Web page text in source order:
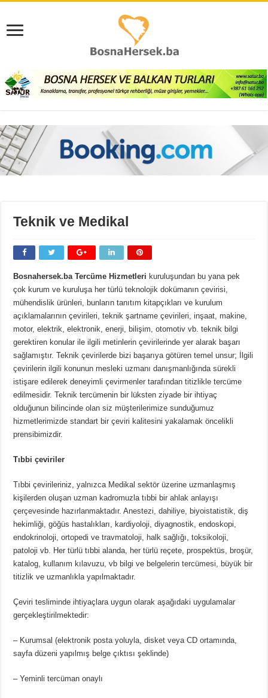
Teknik ve Medikal
Bosnahersek.ba Tercüme Hizmetleri kuruluşundan bu yana pek
çok kurum ve kuruluşa her türlü teknolojik dokümanın çevirisi,
mühendislik ürünleri, bunların tanıtım kitapçıkları ve kurulum
açıklamalarının çevirileri, teknik şartname çevirileri, inşaat, makine,
motor, elektrik, elektronik, enerji, bilişim, otomotiv vb. teknik bilgi
gerektiren konular ile ilgili metinlerin çevirilerinde yer alarak başarı
sağlamıştır. Teknik çevirilerde bizi başarıya götüren temel unsur; İlgili
çevirilerin ilgili konunun mesleki uzmanı danışmanlığında sürekli
istişare edilerek deneyimli çevirmenler tarafından titizlikle tercüme
edilmesidir. Teknik tercümenin bir lüksten ziyade bir ihtiyaç
olduğunun bilincinde olan siz müşterilerimize sunduğumuz
hizmetlerimizde standart bir çeviri kalitesini yakalamak öncelikli
prensibimizdir.
Tıbbi çeviriler
Tıbbi çevirileriniz, yalnızca Medikal sektör üzerine uzmanlaşmış
kişilerden oluşan uzman kadromuzla tıbbi bir ahlak anlayışı
çerçevesinde hazırlanmaktadır. Anestezi, dahiliye, biyoistatistik, diş
hekimliği, göğüs hastalıkları, kardiyoloji, diyagnostik, endoskopi,
endokrinoloji, ortopedi ve travmatoloji, halk sağlığı, toksikoloji,
patoloji vb. Her türlü tıbbi alanda, her türlü reçete, prospektüs, broşür,
katalog, kullanım kılavuzu, vb bilgi ve belgelerin tercümesi, büyük bir
titizlik ve uzmanlıkla yapılmaktadır.
Çeviri tesliminde ihtiyaçlara uygun olarak aşağıdaki uygulamalar
gerçekleştirilmektedir:
– Kurumsal (elektronik posta yoluyla, disket veya CD ortamında,
sayfa düzeni yapılmış belge çıktısı şeklinde)
– Yeminli tercüman onaylı